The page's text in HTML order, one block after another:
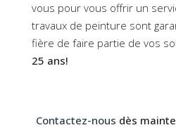
vous pour vous offrir un
travaux de peinture sont
fière de faire partie de vos
25 ans!
Contactez-nous dès